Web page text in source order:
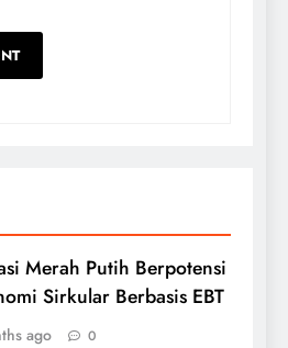
Merah Putih Berpotensi
Sirkular Berbasis EBT
ago 0